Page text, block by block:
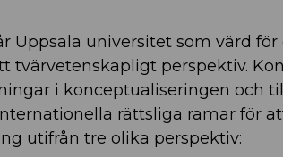
Uppsala universitet som värd
tvärvetenskapligt perspektiv.
i konceptualiseringen och
rättsliga ramar för
utifrån tre olika perspektiv: